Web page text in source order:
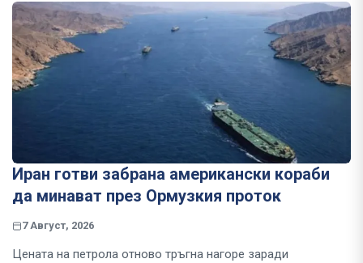
Иран готви забрана американски кораби
да минават през Ормузкия проток
7 Август, 2026
Цената на петрола отново тръгна нагоре заради